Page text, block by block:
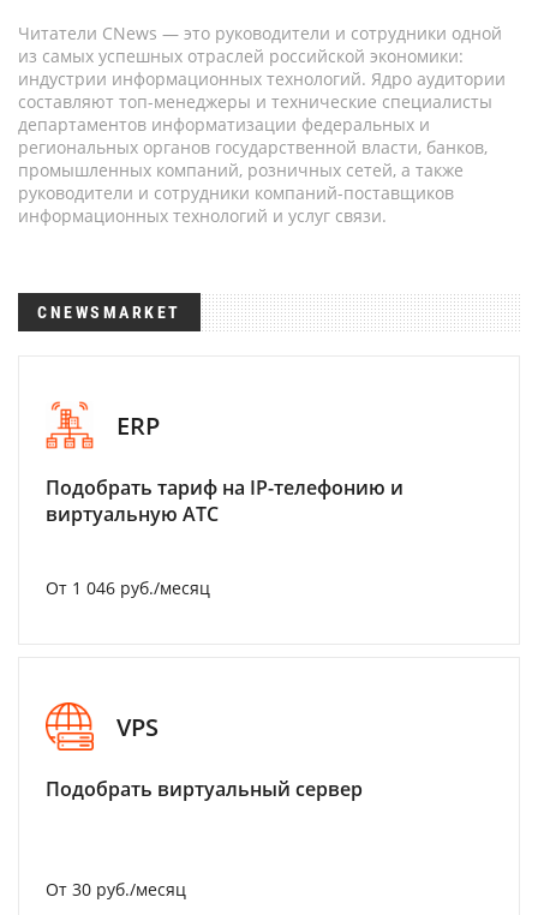
Читатели CNews — это руководители и сотрудники одной
из самых успешных отраслей российской экономики:
индустрии информационных технологий. Ядро аудитории
составляют топ-менеджеры и технические специалисты
департаментов информатизации федеральных и
региональных органов государственной власти, банков,
промышленных компаний, розничных сетей, а также
руководители и сотрудники компаний-поставщиков
информационных технологий и услуг связи.
CNEWSMARKET
ERP
Подобрать тариф на IP-телефонию и
виртуальную АТС
От 1 046 руб./месяц
VPS
Подобрать виртуальный сервер
От 30 руб./месяц